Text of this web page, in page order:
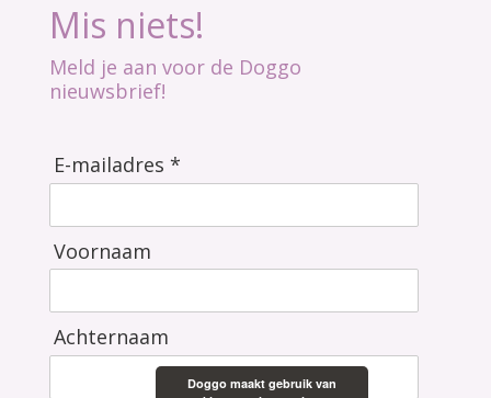
Mis niets!
Meld je aan voor de Doggo
nieuwsbrief!
E-mailadres *
Voornaam
Achternaam
Doggo maakt gebruik van